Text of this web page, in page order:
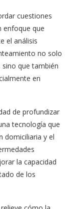
cuestiones
enfoque que
el análisis
no solo
que también
en
de profundizar
tecnología que
domiciliaria y el
la capacidad
de los